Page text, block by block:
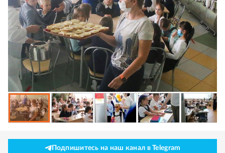
Подпишитесь на наш канал в Telegram